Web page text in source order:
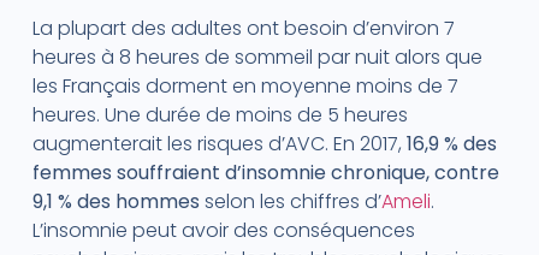
La plupart des adultes ont besoin d’environ 7
heures à 8 heures de sommeil par nuit alors que
les Français dorment en moyenne moins de 7
heures. Une durée de moins de 5 heures
augmenterait les risques d’AVC. En 2017, 16,9 % des
femmes souffraient d’insomnie chronique, contre
9,1 % des hommes selon les chiffres d’Ameli.
L’insomnie peut avoir des conséquences